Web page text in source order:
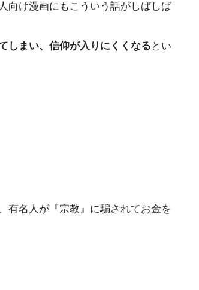
向け漫画にもこういう話がしばしば
しまい、信仰が入りにくくなる とい
有名人が『宗教』に騙されてお金を